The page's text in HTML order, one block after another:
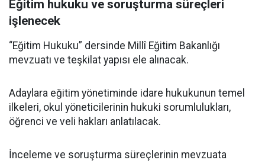
Eğitim hukuku ve soruşturma süreçleri
işlenecek
“Eğitim Hukuku” dersinde Millî Eğitim Bakanlığı
mevzuatı ve teşkilat yapısı ele alınacak.
Adaylara eğitim yönetiminde idare hukukunun temel
ilkeleri, okul yöneticilerinin hukuki sorumlulukları,
öğrenci ve veli hakları anlatılacak.
İnceleme ve soruşturma süreçlerinin mevzuata